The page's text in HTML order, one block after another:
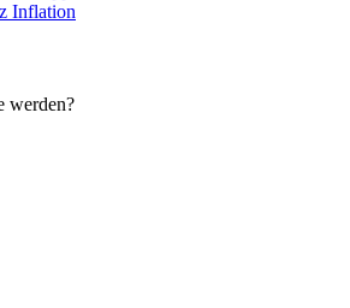
Inflation
werden?